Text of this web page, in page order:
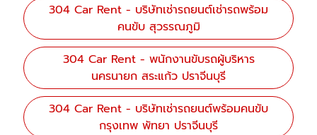
304 Car Rent - บริษัทเช่ารถยนต์เช่ารถพร้อม
คนขับ สุวรรณภูมิ
304 Car Rent - พนักงานขับรถผู้บริหาร
นครนายก สระแก้ว ปราจีนบุรี
304 Car Rent - บริษัทเช่ารถยนต์พร้อมคนขับ
กรุงเทพ พัทยา ปราจีนบุรี